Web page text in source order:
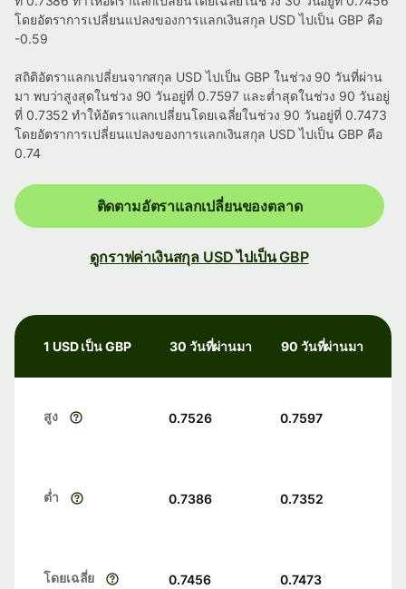
โดยอัตราการเปลี่ยนแปลงของการแลกเงินสกุล USD ไปเป็น GBP คือ
-0.59
สถิติอัตราแลกเปลี่ยนจากสกุล USD ไปเป็น GBP ในช่วง 90 วันที่ผ่าน
มา พบว่าสูงสุดในช่วง 90 วันอยู่ที่ 0.7597 และต่ำสุดในช่วง 90 วันอยู่
ที่ 0.7352 ทำให้อัตราแลกเปลี่ยนโดยเฉลี่ยในช่วง 90 วันอยู่ที่ 0.7473
โดยอัตราการเปลี่ยนแปลงของการแลกเงินสกุล USD ไปเป็น GBP คือ
0.74
ติดตามอัตราแลกเปลี่ยนของตลาด
ดูกราฟค่าเงินสกุล USD ไปเป็น GBP
1 USD เป็น GBP 30 วันที่ผ่านมา 90 วันที่ผ่านมา
สูง 0.7526 0.7597
ต่ำ 0.7386 0.7352
โดยเฉลี่ย 0.7456 0.7473